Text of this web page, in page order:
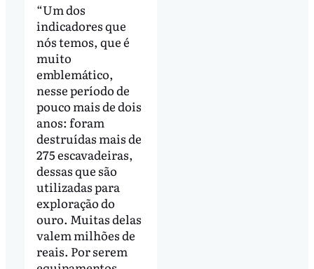
“Um dos
indicadores que
nós temos, que é
muito
emblemático,
nesse período de
pouco mais de dois
anos: foram
destruídas mais de
275 escavadeiras,
dessas que são
utilizadas para
exploração do
ouro. Muitas delas
valem milhões de
reais. Por serem